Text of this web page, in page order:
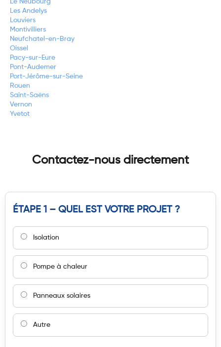
Les Andelys
Louviers
Montivilliers
Neufchatel-en-Bray
Oissel
Pacy-sur-Eure
Pont-Audemer
Port-Jérôme-sur-Seine
Rouen
Saint-Saëns
Vernon
Yvetot
Contactez-nous directement
ÉTAPE 1 – QUEL EST VOTRE PROJET ?
Isolation
Pompe à chaleur
Panneaux solaires
Autre